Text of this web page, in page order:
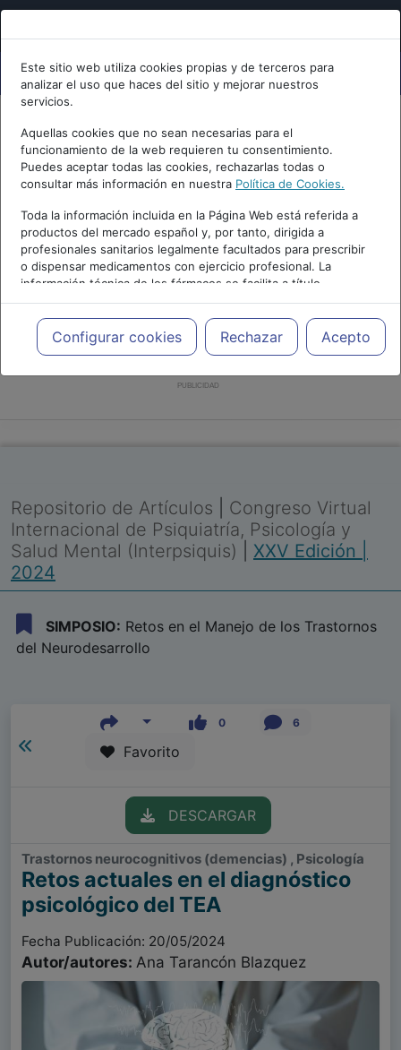
Este sitio web utiliza cookies propias y de terceros para
analizar el uso que haces del sitio y mejorar nuestros
servicios.
Aquellas cookies que no sean necesarias para el
funcionamiento de la web requieren tu consentimiento.
Puedes aceptar todas las cookies, rechazarlas todas o
consultar más información en nuestra Política de Cookies.
Toda la información incluida en la Página Web está referida a
productos del mercado español y, por tanto, dirigida a
profesionales sanitarios legalmente facultados para prescribir
o dispensar medicamentos con ejercicio profesional. La
información técnica de los fármacos se facilita a título
meramente informativo, siendo responsabilidad de los
profesionales facultados prescribir medicamentos y decidir, en
cada caso concreto, el tratamiento más adecuado a las
necesidades del paciente.
Configurar cookies Rechazar Acepto
PUBLICIDAD
Repositorio de Artículos
Congreso Virtual
Internacional de Psiquiatría, Psicología y
Salud Mental (Interpsiquis)
XXV Edición |
2024
SIMPOSIO: Retos en el Manejo de los Trastornos
del Neurodesarrollo
0 6
Favorito
DESCARGAR
Trastornos neurocognitivos (demencias) , Psicología
Retos actuales en el diagnóstico
psicológico del TEA
Fecha Publicación: 20/05/2024
Autor/autores: Ana Tarancón Blazquez